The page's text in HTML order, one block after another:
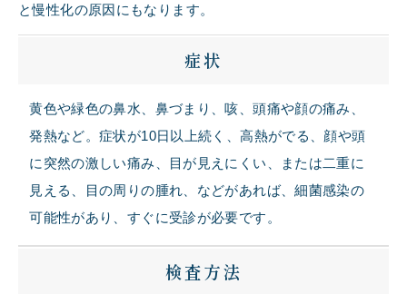
と慢性化の原因にもなります。
症状
黄色や緑色の鼻水、鼻づまり、咳、頭痛や顔の痛み、
発熱など。症状が10日以上続く、高熱がでる、顔や頭
に突然の激しい痛み、目が見えにくい、または二重に
見える、目の周りの腫れ、などがあれば、細菌感染の
可能性があり、すぐに受診が必要です。
検査方法